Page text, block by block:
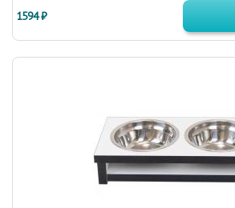
1594 ₽